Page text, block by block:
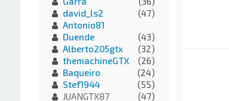
david_ls2
(47)
Antonio81
Duende
(43)
Alberto205gtx
(32)
themachineGTX
(26)
Baqueiro
(24)
Stef1944
(55)
JUANGTX87
(47)